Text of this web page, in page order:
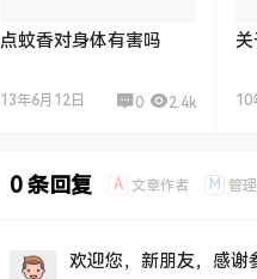
点蚊香对身体有害吗
13年6月12日 0 2.4k 10
0 条回复 A 文章作者 M 管
欢迎您，新朋友，感谢